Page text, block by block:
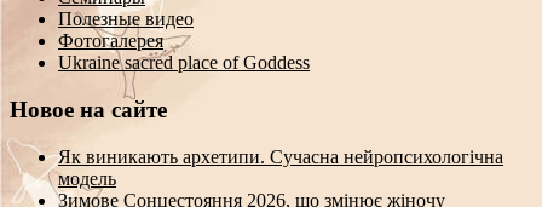
Полезные видео
Фотогалерея
Ukraine sacred place of Goddess
Новое на сайте
Як виникають архетипи. Сучасна нейропсихологічна
модель
Зимове Сонцестояння 2026, що змінює жіночу